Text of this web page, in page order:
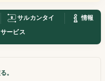
サルカンタイ
情報
ービス
。